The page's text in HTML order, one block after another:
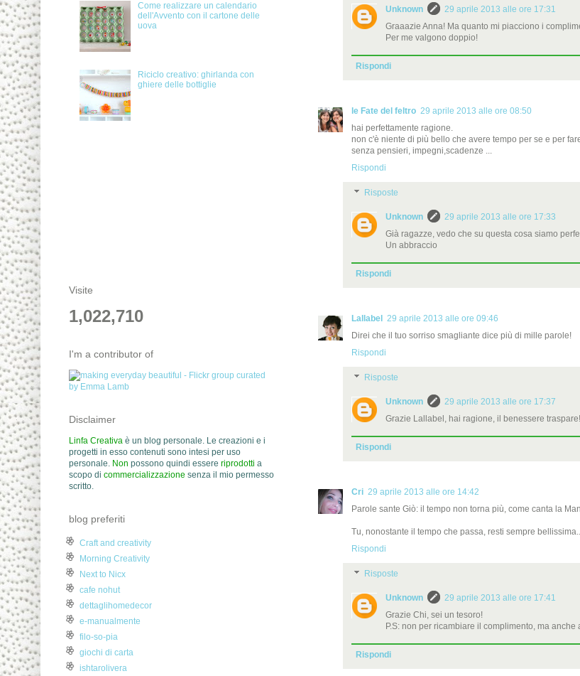
Unknown
29 aprile 2013 alle ore 17:31
Graaazie Anna! Ma quanto mi piacciono i
Per me valgono doppio!
Rispondi
le Fate del feltro 29 aprile 2013 alle ore 08:50
hai perfettamente ragione.
non c'è niente di più bello che avere tempo per se e per
senza pensieri, impegni,scadenze ...
Rispondi
Risposte
Unknown
29 aprile 2013 alle ore 17:33
Già ragazze, vedo che su questa cosa siamo
Un abbraccio
Rispondi
Lallabel
29 aprile 2013 alle ore 09:46
Direi che il tuo sorriso smagliante dice più di mille parole!
Rispondi
Risposte
Unknown
29 aprile 2013 alle ore 17:37
Grazie Lallabel, hai ragione, il benessere traspare!
Rispondi
Cri 29 aprile 2013 alle ore 14:42
Parole sante Giò: il tempo non torna più, come canta la
Tu, nonostante il tempo che passa, resti sempre
Rispondi
Risposte
Unknown
29 aprile 2013 alle ore 17:41
Grazie Chi, sei un tesoro!
P.S: non per ricambiare il complimento, ma
Rispondi
Come realizzare un calendario
dell'Avvento con il cartone delle
uova
Riciclo creativo: ghirlanda con
ghiere delle bottiglie
Visite
1,022,710
I'm a contributor of
Disclaimer
Linfa Creativa è un blog personale. Le creazioni e i
progetti in esso contenuti sono intesi per uso
personale. Non possono quindi essere riprodotti a
scopo di commercializzazione senza il mio permesso
scritto.
blog preferiti
Craft and creativity
Morning Creativity
Next to Nicx
cafe nohut
dettaglihomedecor
e-manualmente
filo-so-pia
giochi di carta
ishtarolivera